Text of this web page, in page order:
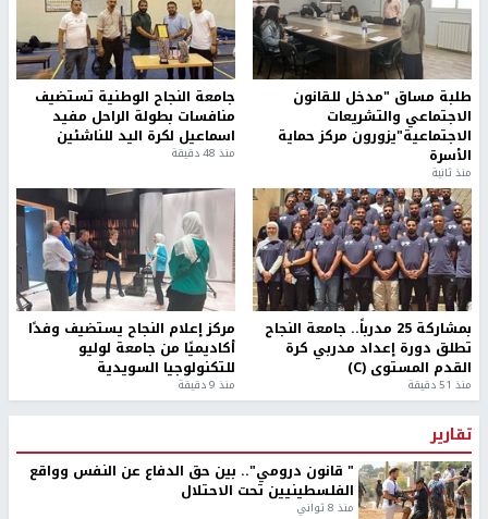
طلبة مساق "مدخل للقانون
الاجتماعي والتشريعات
الاجتماعية"يزورون مركز حماية
الأسرة
منذ ثانية
جامعة النجاح الوطنية تستضيف
منافسات بطولة الراحل مفيد
اسماعيل لكرة اليد للناشئين
منذ 48 دقيقة
بمشاركة 25 مدرباً.. جامعة النجاح
تطلق دورة إعداد مدربي كرة
القدم المستوى (C)
منذ 51 دقيقة
مركز إعلام النجاح يستضيف وفدًا
أكاديميًا من جامعة لوليو
للتكنولوجيا السويدية
منذ 9 دقيقة
تقارير
" قانون درومي".. بين حق الدفاع عن النفس وواقع
الفلسطينيين تحت الاحتلال
منذ 8 ثواني